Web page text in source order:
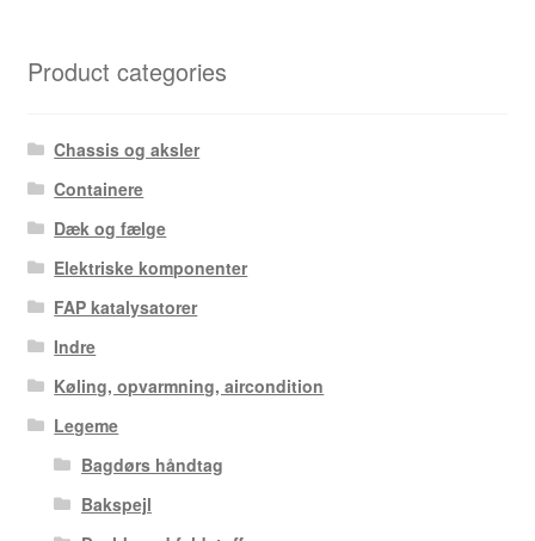
Product categories
Chassis og aksler
Containere
Dæk og fælge
Elektriske komponenter
FAP katalysatorer
Indre
Køling, opvarmning, aircondition
Legeme
Bagdørs håndtag
Bakspejl